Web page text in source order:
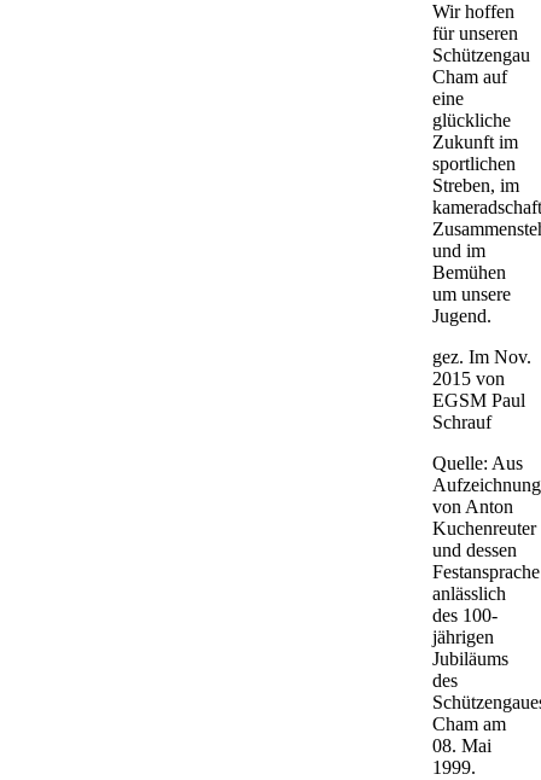
Wir hoffen
für unseren
Schützengau
Cham auf
eine
glückliche
Zukunft im
sportlichen
Streben, im
und im
Bemühen
um unsere
Jugend.
gez. Im Nov.
2015 von
EGSM Paul
Schrauf
Quelle: Aus
von Anton
Kuchenreuter
und dessen
Festansprache
anlässlich
des 100-
jährigen
Jubiläums
des
Cham am
08. Mai
1999.